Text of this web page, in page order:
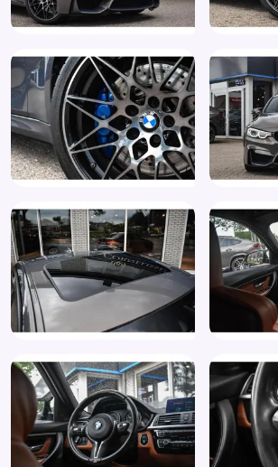
Koplampen adaptief
Lane Change Warning (5AG)
LED achterlichten
LED dagrijverlichting
Lederen stuurwiel
LED koplampen
Multimedia-voorbereiding
Park Assistant (5DP)
Park Distance Control (PDC) vóór en
Parkeersensor achter
Passagiersairbag
Regensensor
Ruitensproeiers verwarmbaar
Sportstoelen voor incl. handmatig
bovenbeensteun en elektrisch in
rugleuning (481)